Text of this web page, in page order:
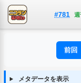
#781
前回
メタデータを表示